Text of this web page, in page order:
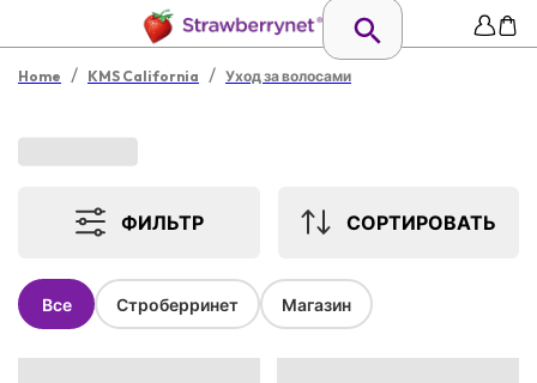
Home / KMS California / Уход за волосами
ФИЛЬТР СОРТИРОВАТЬ
Все Строберринет Магазин